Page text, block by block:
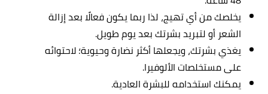
يخلصك من أي تهيج، لذا ربما يكون فعالًا بعد إزالة
الشعر أو لتبريد بشرتك بعد يوم طويل.
يغذي بشرتك، ويجعلها أكثر نضارة وحيوية؛ لاحتوائه
على مستخلصات الألوفيرا.
يمكنك استخدامه للبشرة العادية.